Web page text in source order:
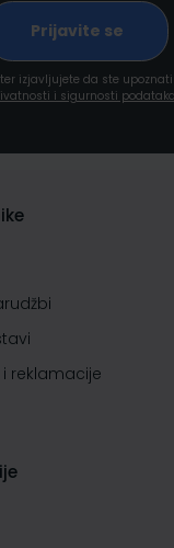
izjavljujete da ste
i sigurnosti podataka
reklamacije